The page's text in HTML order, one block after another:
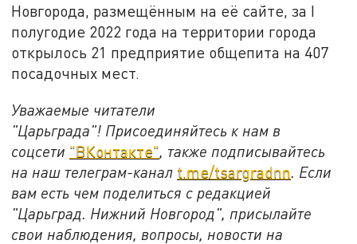
Новгорода, размещённым на её сайте, за I
полугодие 2022 года на территории города
открылось 21 предприятие общепита на 407
посадочных мест.
Уважаемые читатели
"Царьграда"! Присоединяйтесь к нам в
соцсети "ВКонтакте" , также подписывайтесь
на наш телеграм-канал t.me/tsargradnn . Если
вам есть чем поделиться с редакцией
"Царьград. Нижний Новгород", присылайте
свои наблюдения, вопросы, новости на